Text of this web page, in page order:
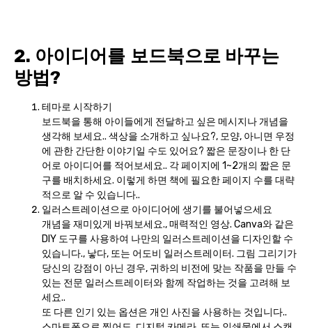
2. 아이디어를 보드북으로 바꾸는
방법?
테마로 시작하기
보드북을 통해 아이들에게 전달하고 싶은 메시지나 개념을
생각해 보세요.. 색상을 소개하고 싶나요?, 모양, 아니면 우정
에 관한 간단한 이야기일 수도 있어요? 짧은 문장이나 한 단
어로 아이디어를 적어보세요.. 각 페이지에 1~2개의 짧은 문
구를 배치하세요. 이렇게 하면 책에 필요한 페이지 수를 대략
적으로 알 수 있습니다..
일러스트레이션으로 아이디어에 생기를 불어넣으세요
개념을 재미있게 바꿔보세요., 매력적인 영상. Canva와 같은
DIY 도구를 사용하여 나만의 일러스트레이션을 디자인할 수
있습니다., 낳다, 또는 어도비 일러스트레이터. 그림 그리기가
당신의 강점이 아닌 경우, 귀하의 비전에 맞는 작품을 만들 수
있는 전문 일러스트레이터와 함께 작업하는 것을 고려해 보
세요..
또 다른 인기 있는 옵션은 개인 사진을 사용하는 것입니다..